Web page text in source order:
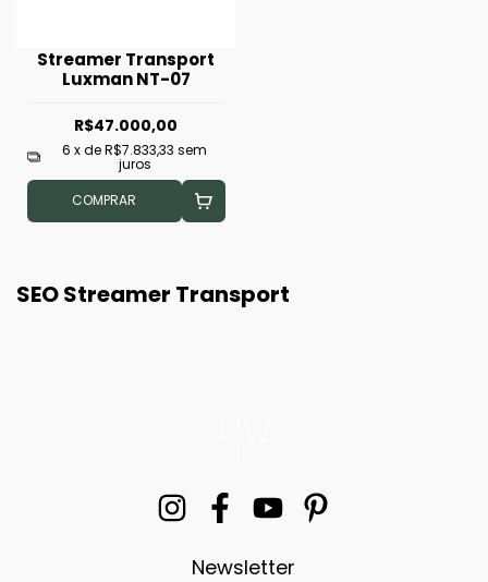
Streamer Transport
Luxman NT-07
R$47.000,00
6 x deR$7.833,33 sem
juros
COMPRAR
SEO Streamer Transport
Newsletter